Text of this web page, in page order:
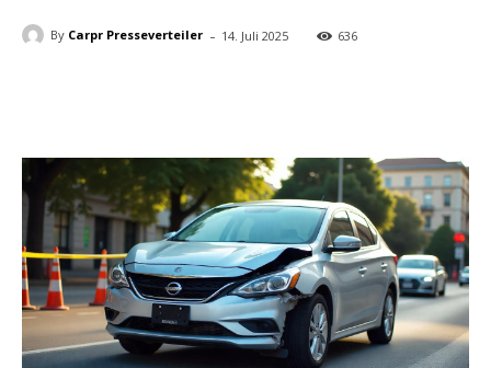
By Carpr Presseverteiler - 14. Juli 2025 636